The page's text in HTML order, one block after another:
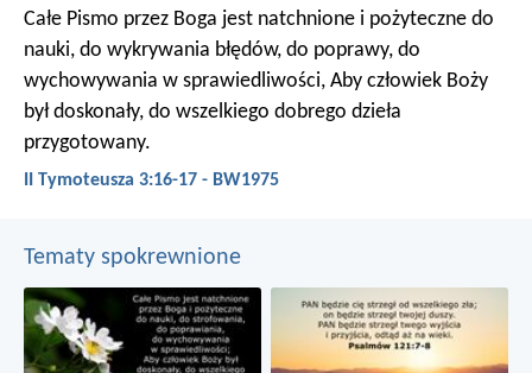
Całe Pismo przez Boga jest natchnione i pożyteczne do
nauki, do wykrywania błędów, do poprawy, do
wychowywania w sprawiedliwości, Aby człowiek Boży
był doskonały, do wszelkiego dobrego dzieła
przygotowany.
II Tymoteusza 3:16-17 - BW1975
Tematy spokrewnione